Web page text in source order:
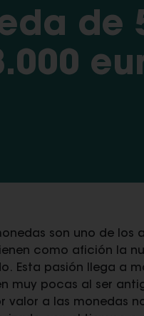
de
son uno de
como afición la
Esta pasión llega a
muy pocas al ser
valor a las monedas